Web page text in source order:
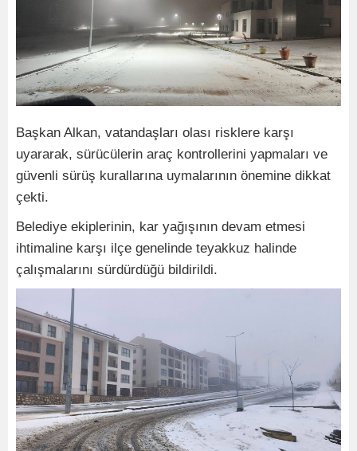
Başkan Alkan, vatandaşları olası risklere karşı
uyararak, sürücülerin araç kontrollerini yapmaları ve
güvenli sürüş kurallarına uymalarının önemine dikkat
çekti.
Belediye ekiplerinin, kar yağışının devam etmesi
ihtimaline karşı ilçe genelinde teyakkuz halinde
çalışmalarını sürdürdüğü bildirildi.